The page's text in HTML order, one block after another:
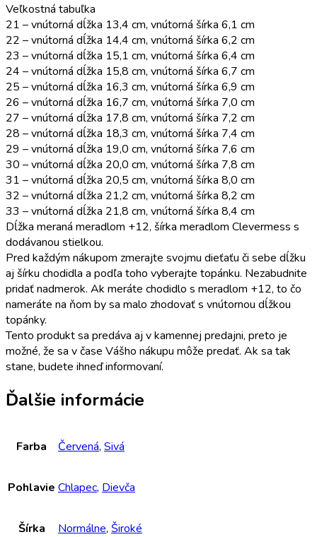
Veľkostná tabuľka
21 – vnútorná dĺžka 13,4 cm, vnútorná šírka 6,1 cm
22 – vnútorná dĺžka 14,4 cm, vnútorná šírka 6,2 cm
23 – vnútorná dĺžka 15,1 cm, vnútorná šírka 6,4 cm
24 – vnútorná dĺžka 15,8 cm, vnútorná šírka 6,7 cm
25 – vnútorná dĺžka 16,3 cm, vnútorná šírka 6,9 cm
26 – vnútorná dĺžka 16,7 cm, vnútorná šírka 7,0 cm
27 – vnútorná dĺžka 17,8 cm, vnútorná šírka 7,2 cm
28 – vnútorná dĺžka 18,3 cm, vnútorná šírka 7,4 cm
29 – vnútorná dĺžka 19,0 cm, vnútorná šírka 7,6 cm
30 – vnútorná dĺžka 20,0 cm, vnútorná šírka 7,8 cm
31 – vnútorná dĺžka 20,5 cm, vnútorná šírka 8,0 cm
32 – vnútorná dĺžka 21,2 cm, vnútorná šírka 8,2 cm
33 – vnútorná dĺžka 21,8 cm, vnútorná šírka 8,4 cm
Dĺžka meraná meradlom +12, šírka meradlom Clevermess s
dodávanou stielkou.
Pred každým nákupom zmerajte svojmu dieťaťu či sebe dĺžku
aj šírku chodidla a podľa toho vyberajte topánku. Nezabudnite
pridať nadmerok. Ak meráte chodidlo s meradlom +12, to čo
nameráte na ňom by sa malo zhodovať s vnútornou dĺžkou
topánky.
Tento produkt sa predáva aj v kamennej predajni, preto je
možné, že sa v čase Vášho nákupu môže predať. Ak sa tak
stane, budete ihneď informovaní.
Ďalšie informácie
Farba Červená, Sivá
Pohlavie Chlapec, Dievča
Šírka Normálne, Široké